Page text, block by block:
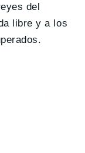
del
libre y a los